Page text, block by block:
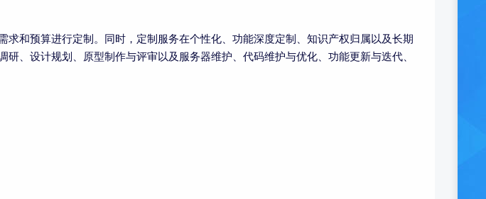
和预算进行定制。同时，定制服务在个性化、功能深度定制、知识产权归属以及长期
、设计规划、原型制作与评审以及服务器维护、代码维护与优化、功能更新与迭代、